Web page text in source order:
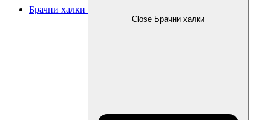
Брачни халки
Close Брачни халки